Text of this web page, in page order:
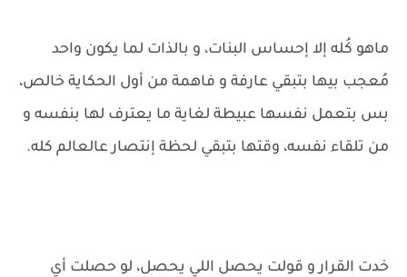
ماهو كُله إلا إحساس البنات، و بالذات لما يكون واحد
مُعجب بيها بتبقي عارفة و فاهمة من أول الحكاية خالص،
بس بتعمل نفسها عبيطة لغاية ما يعترف لها بنفسه و
من تلقاء نفسه، وقتها بتبقي لحظة إنتصار عالعالم كله.
خدت القرار و قولت يحصل اللي يحصل، لو حصلت أي